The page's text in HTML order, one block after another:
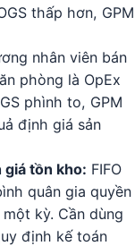
thấp hơn, GPM
nhân viên bán
phòng là OpEx
phình to, GPM
định giá sản
giá tồn kho: FIFO
quân gia quyền
kỳ. Cần dùng
định kế toán